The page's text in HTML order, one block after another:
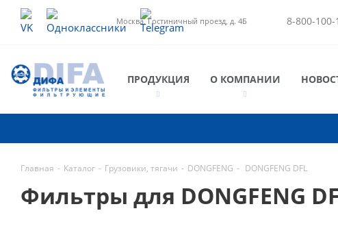
Москва, Гостиничный проезд, д. 4Б 8-800-100-
ПРОДУКЦИЯ О КОМПАНИИ
Главная - Каталог - Грузовики, тягачи - DONGFENG - DONGFENG DFL
Фильтры для DONGFENG